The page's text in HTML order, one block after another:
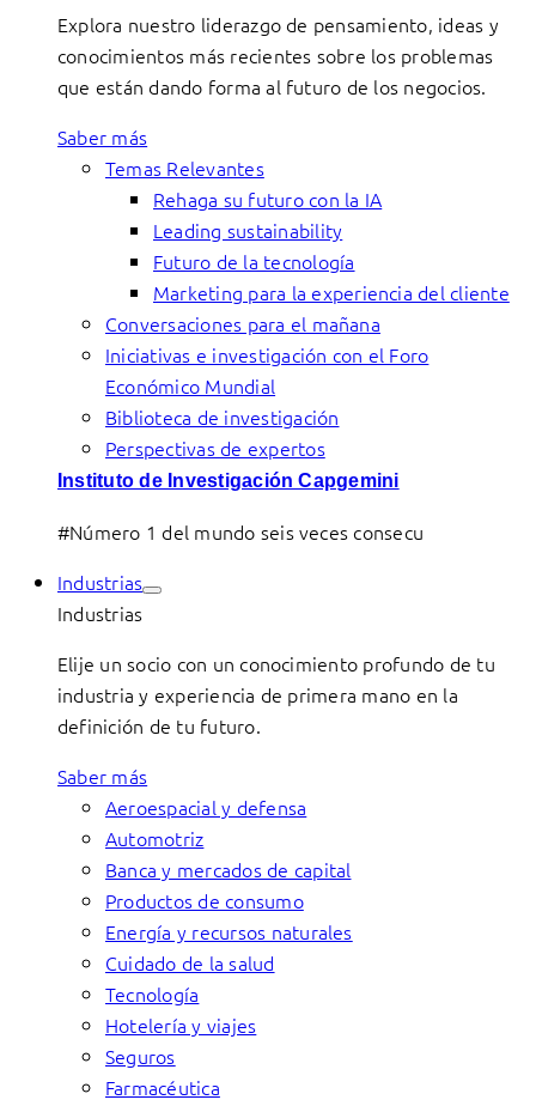
Explora nuestro liderazgo de pensamiento, ideas y
conocimientos más recientes sobre los problemas
que están dando forma al futuro de los negocios.
Saber más
Temas Relevantes
Rehaga su futuro con la IA
Leading sustainability
Futuro de la tecnología
Marketing para la experiencia del cliente
Conversaciones para el mañana
Iniciativas e investigación con el Foro
Económico Mundial
Biblioteca de investigación
Perspectivas de expertos
Instituto de Investigación Capgemini
#Número 1 del mundo seis veces consecu
Industrias
Industrias
Elije un socio con un conocimiento profundo de tu
industria y experiencia de primera mano en la
definición de tu futuro.
Saber más
Aeroespacial y defensa
Automotriz
Banca y mercados de capital
Productos de consumo
Energía y recursos naturales
Cuidado de la salud
Tecnología
Hotelería y viajes
Seguros
Farmacéutica